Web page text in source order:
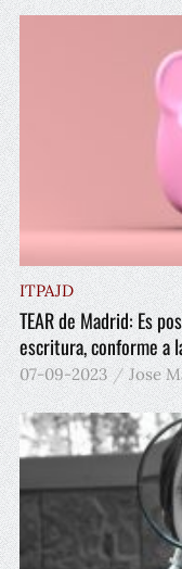
ITPAJD
TEAR de Madrid: Es
escritura, conforme a
07-09-2023 Jose